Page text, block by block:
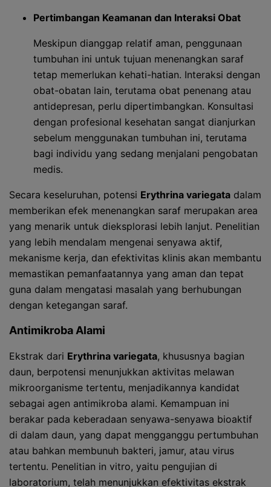
Pertimbangan Keamanan dan Interaksi Obat
Meskipun dianggap relatif aman, penggunaan
tumbuhan ini untuk tujuan menenangkan saraf
tetap memerlukan kehati-hatian. Interaksi dengan
obat-obatan lain, terutama obat penenang atau
antidepresan, perlu dipertimbangkan. Konsultasi
dengan profesional kesehatan sangat dianjurkan
sebelum menggunakan tumbuhan ini, terutama
bagi individu yang sedang menjalani pengobatan
medis.
Secara keseluruhan, potensi Erythrina variegata dalam
memberikan efek menenangkan saraf merupakan area
yang menarik untuk dieksplorasi lebih lanjut. Penelitian
yang lebih mendalam mengenai senyawa aktif,
mekanisme kerja, dan efektivitas klinis akan membantu
memastikan pemanfaatannya yang aman dan tepat
guna dalam mengatasi masalah yang berhubungan
dengan ketegangan saraf.
Antimikroba Alami
Ekstrak dari Erythrina variegata, khususnya bagian
daun, berpotensi menunjukkan aktivitas melawan
mikroorganisme tertentu, menjadikannya kandidat
sebagai agen antimikroba alami. Kemampuan ini
berakar pada keberadaan senyawa-senyawa bioaktif
di dalam daun, yang dapat mengganggu pertumbuhan
atau bahkan membunuh bakteri, jamur, atau virus
tertentu. Penelitian in vitro, yaitu pengujian di
laboratorium, telah menunjukkan efektivitas ekstrak